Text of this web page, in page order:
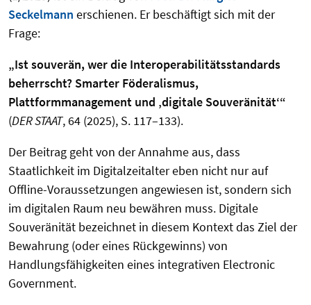
Seckelmann erschienen. Er beschäftigt sich mit der
Frage:
„Ist souverän, wer die Interoperabilitätsstandards
beherrscht? Smarter Föderalismus,
Plattformmanagement und ‚digitale Souveränität‘“
(DER STAAT, 64 (2025), S. 117–133).
Der Beitrag geht von der Annahme aus, dass
Staatlichkeit im Digitalzeitalter eben nicht nur auf
Offline-Voraussetzungen angewiesen ist, sondern sich
im digitalen Raum neu bewähren muss. Digitale
Souveränität bezeichnet in diesem Kontext das Ziel der
Bewahrung (oder eines Rückgewinns) von
Handlungsfähigkeiten eines integrativen Electronic
Government.